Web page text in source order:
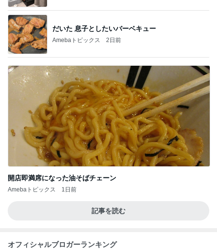
だいた 息子としたいバーベキュー
Amebaトピックス 2日前
開店即満席になった油そばチェーン
Amebaトピックス 1日前
記事を読む
オフィシャルブロガーランキング